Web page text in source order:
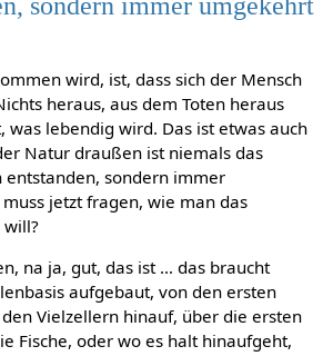
wird, ist, dass sich der Mensch
heraus, aus dem Toten heraus
was lebendig wird. Das ist etwas auch
Natur draußen ist niemals das
entstanden, sondern immer
jetzt fragen, wie man das
will?
na ja, gut, das ist … das braucht
aufgebaut, von den ersten
Vielzellern hinauf, über die ersten
Fische, oder wo es halt hinaufgeht,